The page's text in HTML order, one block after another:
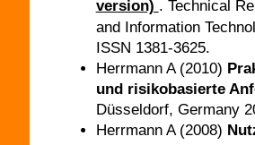
version) . Technical
and Information
ISSN 1381-3625.
Herrmann A (2010)
und risikobasierte
Düsseldorf, Germany
Herrmann A (2008)